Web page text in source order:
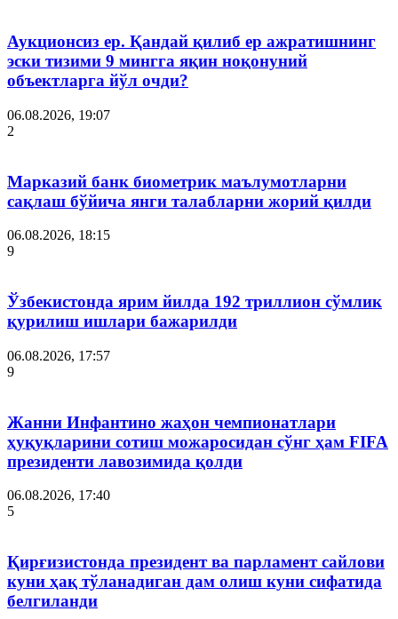
Аукционсиз ер. Қандай қилиб ер ажратишнинг
эски тизими 9 мингга яқин ноқонуний
объектларга йўл очди?
06.08.2026, 19:07
2
Марказий банк биометрик маълумотларни
сақлаш бўйича янги талабларни жорий қилди
06.08.2026, 18:15
9
Ўзбекистонда ярим йилда 192 триллион сўмлик
қурилиш ишлари бажарилди
06.08.2026, 17:57
9
Жанни Инфантино жаҳон чемпионатлари
ҳуқуқларини сотиш можаросидан сўнг ҳам FIFA
президенти лавозимида қолди
06.08.2026, 17:40
5
Қирғизистонда президент ва парламент сайлови
куни ҳақ тўланадиган дам олиш куни сифатида
белгиланди